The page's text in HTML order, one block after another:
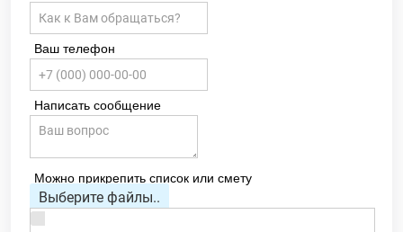
Ваш телефон
Написать сообщение
Можно прикрепить список или смету
Выберите файлы..